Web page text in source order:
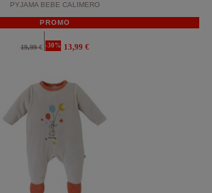
PYJAMA BEBE CALIMERO
PROMO
19,99 € -30% 13,99 €